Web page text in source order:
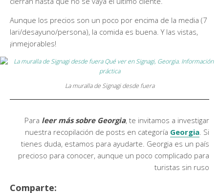
Aunque los precios son un poco por encima de la media (7
lari/desayuno/persona), la comida es buena. Y las vistas,
¡inmejorables!
La muralla de Signagi desde fuera
Para leer más sobre Georgia, te invitamos a investigar
nuestra recopilación de posts en categoría Georgia. Si
tienes duda, estamos para ayudarte. Georgia es un país
precioso para conocer, aunque un poco complicado para
turistas sin ruso
Comparte: